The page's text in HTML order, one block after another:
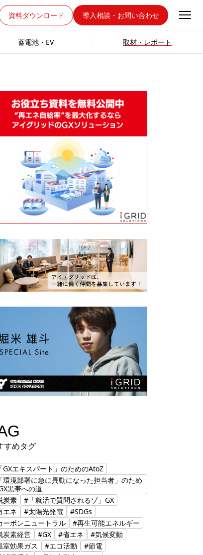
資料ダウンロード 導入相談・お問い合わせ
蓄電池・EV 取材・レポート
すめタグ
GXエキスパート」のためのAtoZ
環境部署に急に異動になった担当者」のため
黒帯への道
炭素
#「就活で質問されるゾ」GX
エネ
#太陽光発電
#SDGs
ーボンニュートラル
#再生可能エネルギー
炭素経営
#GX #省エネ
#気候変動
室効果ガス
#エコ活動
#節電